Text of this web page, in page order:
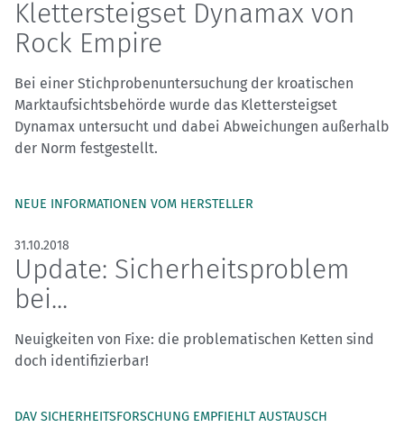
Klettersteigset Dynamax von
Rock Empire
Bei einer Stichprobenuntersuchung der kroatischen
Marktaufsichtsbehörde wurde das Klettersteigset
Dynamax untersucht und dabei Abweichungen außerhalb
der Norm festgestellt.
NEUE INFORMATIONEN VOM HERSTELLER
31.10.2018
Update: Sicherheitsproblem
bei...
Neuigkeiten von Fixe: die problematischen Ketten sind
doch identifizierbar!
DAV SICHERHEITSFORSCHUNG EMPFIEHLT AUSTAUSCH